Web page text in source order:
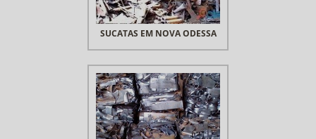
SUCATAS EM NOVA ODESSA